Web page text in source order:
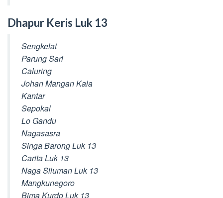
Dhapur Keris Luk 13
Sengkelat
Parung Sari
Caluring
Johan Mangan Kala
Kantar
Sepokal
Lo Gandu
Nagasasra
Singa Barong Luk 13
Carita Luk 13
Naga Siluman Luk 13
Mangkunegoro
Bima Kurdo Luk 13